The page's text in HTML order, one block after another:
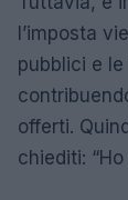
l’imposta
pubblici e
offerti.
chiediti: